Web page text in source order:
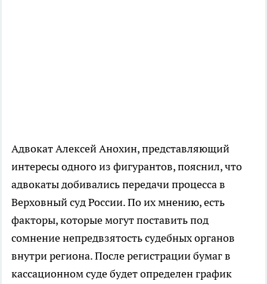
Адвокат Алексей Анохин, представляющий
интересы одного из фигурантов, пояснил, что
адвокаты добивались передачи процесса в
Верховный суд России. По их мнению, есть
факторы, которые могут поставить под
сомнение непредвзятость судебных органов
внутри региона. После регистрации бумаг в
кассационном суде будет определен график